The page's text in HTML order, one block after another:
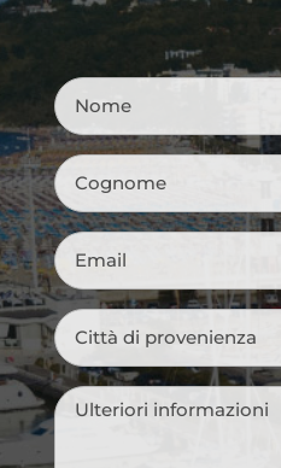
Nome
Cognome
Email *
Città
di
provenienza*
Messaggio*